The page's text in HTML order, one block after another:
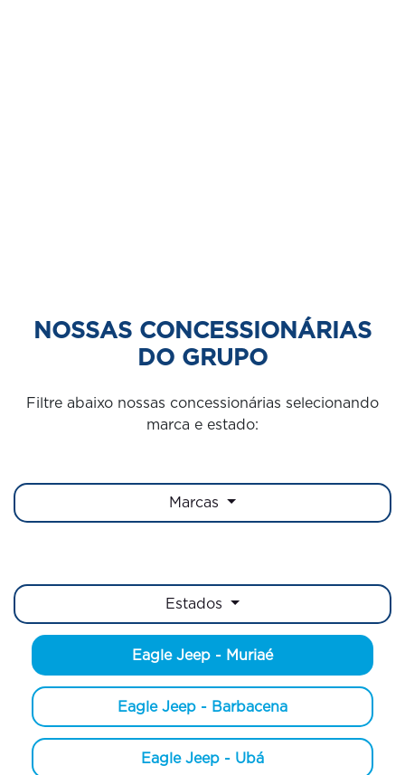
NOSSAS CONCESSIONÁRIAS
DO GRUPO
Filtre abaixo nossas concessionárias selecionando
marca e estado:
Marcas
Estados
Eagle Jeep - Muriaé
Eagle Jeep - Barbacena
Eagle Jeep - Ubá